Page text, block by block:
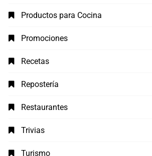
Productos para Cocina
Promociones
Recetas
Repostería
Restaurantes
Trivias
Turismo